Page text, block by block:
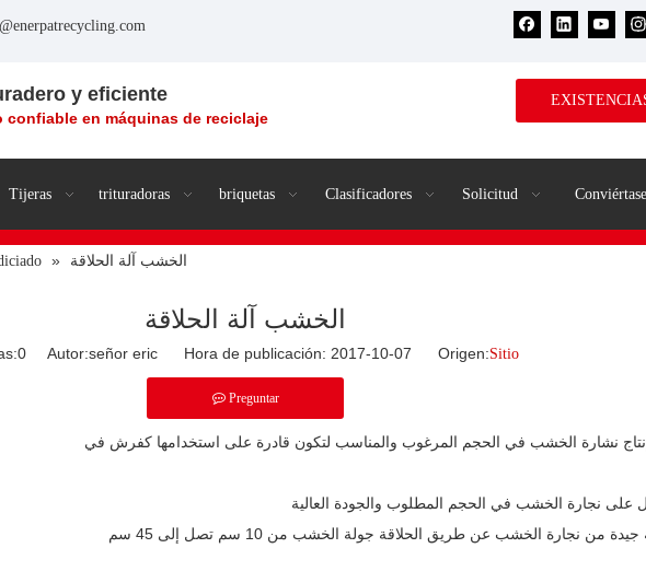
y eficiente
confiable en máquinas de reciclaje
Tijeras trituradoras briquetas Clasificadores Solicitud
» الخشب آلة الحلاقة
الخشب آلة الحلاقة
0 Autor:señor eric Hora de publicación: 2017-10-07 Origen:Sitio
Preguntar
نشارة الخشب في الحجم المرغوب والمناسب لتكون قادرة على استخدامها كفرش في
نجارة الخشب عن طريق الحلاقة جولة الخشب من 10 سم تصل إلى 45 سم